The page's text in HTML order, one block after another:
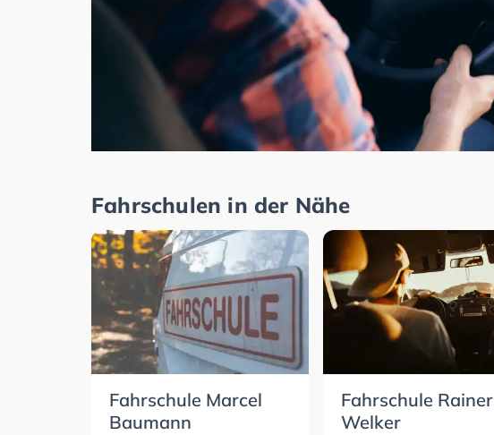
Fahrschulen in der Nähe
Fahrschule Marcel
Baumann
Fahrschule Rainer
Welker